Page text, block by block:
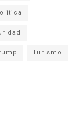
Turismo